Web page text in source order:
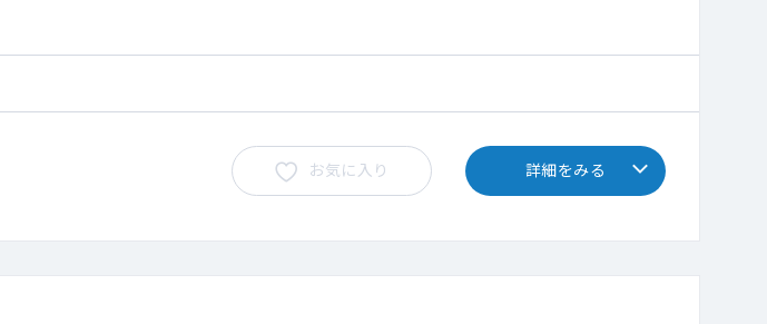
お気に入り 詳細をみる